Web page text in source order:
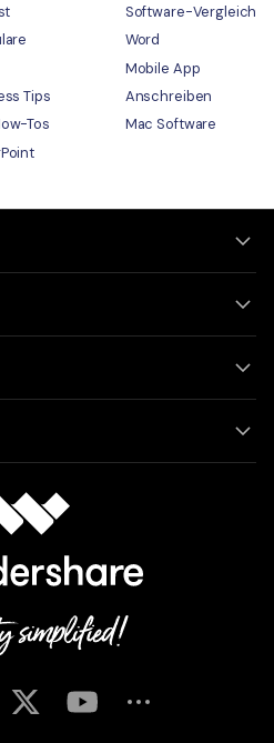
Software-Vergleich
Word
Mobile App
Tips
Anschreiben
Tos
Mac Software